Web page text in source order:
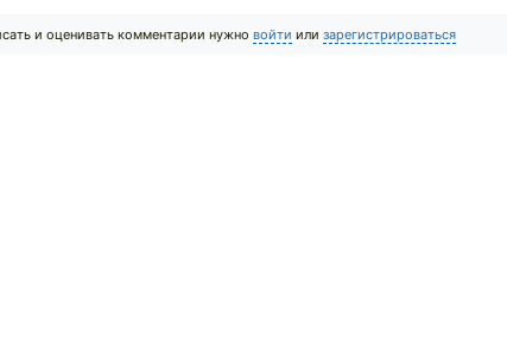
и оценивать комментарии нужно войти или зарегистрироваться